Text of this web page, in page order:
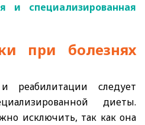
и специализированная
при болезнях
следует
диеты.
исключить, так как она